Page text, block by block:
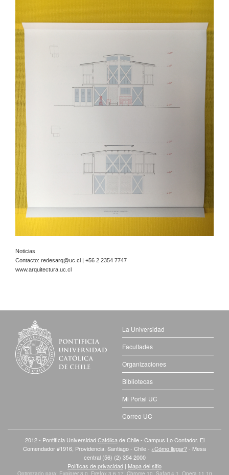
Noticias
Contacto: redesarq@uc.cl | +56 2 2354 7747
www.arquitectura.uc.cl
La Universidad
Facultades
Organizaciones
Bibliotecas
Mi Portal UC
Correo UC
2012 - Pontificia UniversidadCatólica de Chile - Campus Lo Contador. El
Comendador #1916, Providencia. Santiago - Chile - ¿Cómo llegar?- Mesa
central (56) (2) 354 2000
Políticas de privacidad | Mapa del sitio
Optimizado para: Explorer 8.0, Firefox 3.6.17, Chrome 10, Safari 4.1, Opera 11.10